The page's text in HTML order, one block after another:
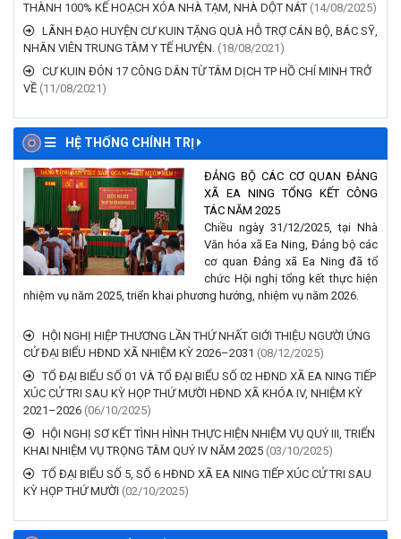
LÃNH ĐẠO HUYỆN CƯ KUIN TẶNG QUÀ HỖ TRỢ CÁN BỘ, BÁC SỸ,
NHÂN VIÊN TRUNG TÂM Y TẾ HUYỆN. (18/08/2021)
CƯ KUIN ĐÓN 17 CÔNG DÂN TỪ TÂM DỊCH TP HỒ CHÍ MINH TRỞ
VỀ
(11/08/2021)
HỆ THỐNG CHÍNH TRỊ
XÃ EA NING TỔNG KẾT CÔNG
TÁC NĂM 2025
Chiều ngày 31/12/2025, tại Nhà
Văn hóa xã Ea Ning, Đảng bộ các
cơ quan Đảng xã Ea Ning đã tổ
chức Hội nghị tổng kết thực hiện
nhiệm vụ năm 2025, triển khai phương hướng, nhiệm vụ năm 2026.
CỬ ĐẠI BIỂU HĐND XÃ NHIỆM KỲ 2026–2031(08/12/2025)
TỔ ĐẠI BIỂU SỐ 01 VÀ TỔ ĐẠI BIỂU SỐ 02 HĐND XÃ EA NING TIẾP
XÚC CỬ TRI SAU KỲ HỌP THỨ MƯỜI HĐND XÃ KHÓA IV, NHIỆM KỲ
2021–2026 (06/10/2025)
HỘI NGHỊ SƠ KẾT TÌNH HÌNH THỰC HIỆN NHIỆM VỤ QUÝ III, TRIỂN
KHAI NHIỆM VỤ TRỌNG TÂM QUÝ IV NĂM 2025(03/10/2025)
TỔ ĐẠI BIỂU SỐ 5, SỐ 6 HĐND XÃ EA NING TIẾP XÚC CỬ TRI SAU
KỲ HỌP THỨ MƯỜI (02/10/2025)
AN NINH QUỐC PHÒNG